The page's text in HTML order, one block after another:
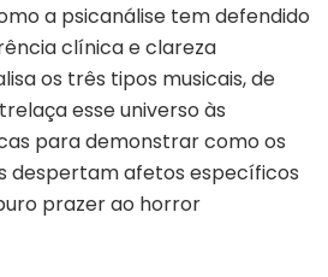
a psicanálise tem defendido
clínica e clareza
os três tipos musicais, de
esse universo às
para demonstrar como os
despertam afetos específicos
prazer ao horror